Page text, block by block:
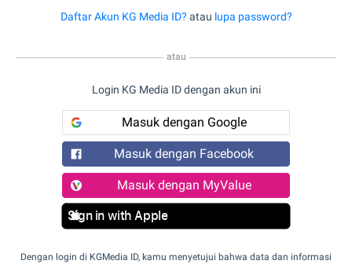
Daftar Akun KG Media ID? atau lupa password?
atau
Login KG Media ID dengan akun ini
Masuk dengan Google
Masuk dengan Facebook
Masuk dengan MyValue
Sign in with Apple
Dengan login di KGMedia ID, kamu menyetujui bahwa data dan informasi